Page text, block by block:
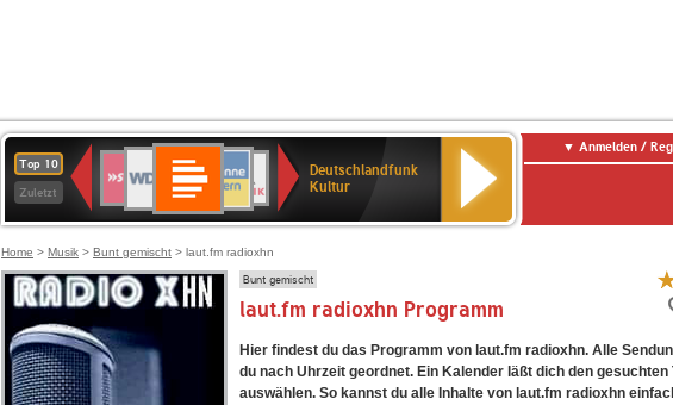
Top 10
Zuletzt
Deutschlandfunk
80er
90er
OLDIE
ANTENNE
4
Deutschlandfunk
Kultur
ANTENNE
BAYERN
KLASSIK
NDR
2
SWR1
Baden-
Württemberg
Deutschlandfunk
Kultur
Anmelden /
Home > Musik > Bunt gemischt > laut.fm radioxhn
Bunt gemischt
laut.fm radioxhn Programm
Hier findest du das Programm von laut.fm radioxhn. Alle
du nach Uhrzeit geordnet. Ein Kalender läßt dich den gesuchten
auswählen. So kannst du alle Inhalte von laut.fm radioxhn